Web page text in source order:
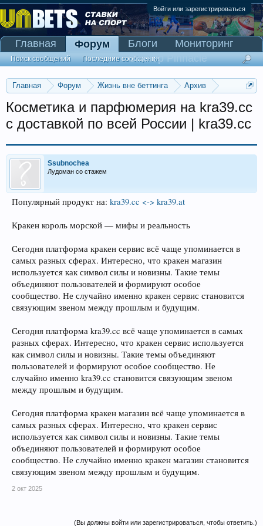
Войти или зарегистрироваться
Главная Форум Жизнь вне беттинга
Архив
Косметика и парфюмерия на kra39.cc
с доставкой по всей России | kra39.cc
Ssubnochea
Лудоман со стажем
Популярный продукт на: kra39.cc <-> kra39.at
Кракен король морской — мифы и реальность
Сегодня платформа кракен сервис всё чаще упоминается в
самых разных сферах. Интересно, что кракен магазин
используется как символ силы и новизны. Такие темы
объединяют пользователей и формируют особое
сообщество. Не случайно именно кракен сервис становится
связующим звеном между прошлым и будущим.
Сегодня платформа kra39.cc всё чаще упоминается в самых
разных сферах. Интересно, что кракен сервис используется
как символ силы и новизны. Такие темы объединяют
пользователей и формируют особое сообщество. Не
случайно именно kra39.cc становится связующим звеном
между прошлым и будущим.
Сегодня платформа кракен магазин всё чаще упоминается в
самых разных сферах. Интересно, что кракен сервис
используется как символ силы и новизны. Такие темы
объединяют пользователей и формируют особое
сообщество. Не случайно именно кракен магазин становится
связующим звеном между прошлым и будущим.
2 окт 2025
(Вы должны войти или зарегистрироваться, чтобы ответить.)
Главная Форум
Поиск сообщений Последние сообщения
Блоги
Мониторинг
Сканер Pinnacle